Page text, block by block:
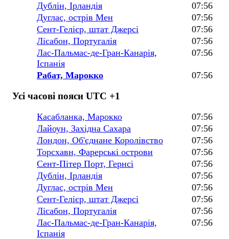
Дублін, Ірландія
07:56
Дуглас, острів Мен
07:56
Сент-Гелієр, штат Джерсі
07:56
Лісабон, Португалія
07:56
Лас-Пальмас-де-Гран-Канарія,
Іспанія
07:56
Рабат, Марокко 07:56
Усі часові пояси UTC +1
Касабланка, Марокко
07:56
Лайоун, Західна Сахара
07:56
Лондон, Об'єднане Королівство
07:56
Торсхавн, Фарерські острови
07:56
Сент-Пітер Порт, Гернсі
07:56
Дублін, Ірландія
07:56
Дуглас, острів Мен
07:56
Сент-Гелієр, штат Джерсі
07:56
Лісабон, Португалія
07:56
Лас-Пальмас-де-Гран-Канарія,
Іспанія
07:56